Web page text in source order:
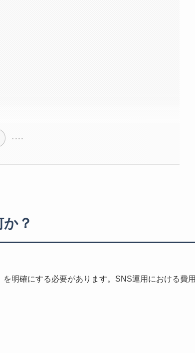
？
明確にする必要があります。SNS運用における費用